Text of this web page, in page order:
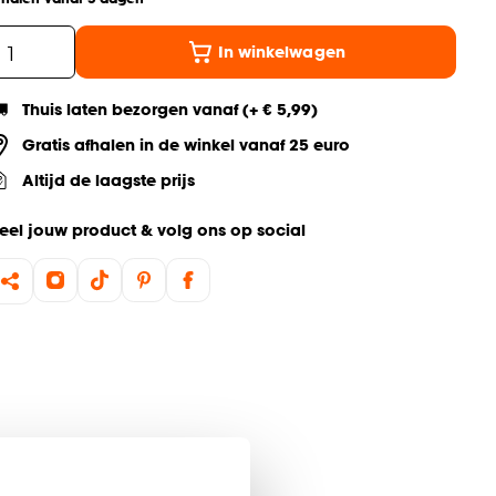
In winkelwagen
Thuis laten bezorgen vanaf (+ € 5,99)
Gratis afhalen in de winkel vanaf 25 euro
Altijd de laagste prijs
jouw product & volg ons op social